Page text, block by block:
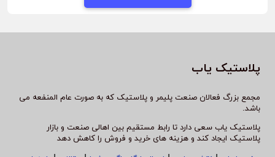
پلاستیک یاب
مجمع بزرگ فعالان صنعت پلیمر و پلاستیک که به صورت عام المنفعه می
باشد.
پلاستیک یاب سعی دارد تا رابط مستقیم بین اهالی صنعت و بازار
پلاستیک ایجاد کند و هزینه های خرید و فروش را کاهش دهد